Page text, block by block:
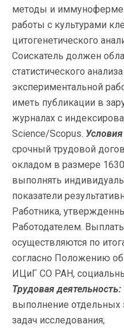
методы и
работы с культурами
цитогенетического
Соискатель должен
статистического
экспериментальной
иметь публикации в
журналах с
Science/Scopus.
срочный трудовой
окладом в размере
выполнять
показатели
Работника,
Работодателем.
осуществляются по
согласно Положению об
ИЦиГ СО РАН,
Трудовая деятельность:
выполнение отдельных
задач исследования;